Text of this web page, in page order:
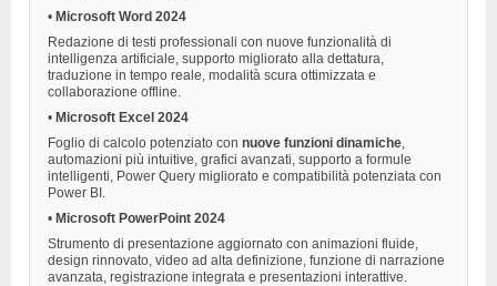
• Microsoft Word 2024
Redazione di testi professionali con nuove funzionalità di
intelligenza artificiale, supporto migliorato alla dettatura,
traduzione in tempo reale, modalità scura ottimizzata e
collaborazione offline.
• Microsoft Excel 2024
Foglio di calcolo potenziato con nuove funzioni dinamiche
automazioni più intuitive, grafici avanzati, supporto a formule
intelligenti, Power Query migliorato e compatibilità potenziata con
Power BI.
• Microsoft PowerPoint 2024
Strumento di presentazione aggiornato con animazioni fluide,
design rinnovato, video ad alta definizione, funzione di narrazione
avanzata, registrazione integrata e presentazioni interattive.